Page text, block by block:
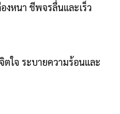
งหนา ชีพจรลื่นและเร็ว
ใจ ระบายความร้อนและ